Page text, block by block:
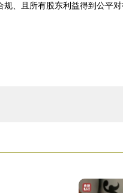
、且所有股东利益得到公平